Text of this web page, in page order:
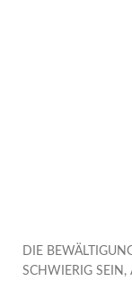
DIE
SCHWIERIG SEIN,